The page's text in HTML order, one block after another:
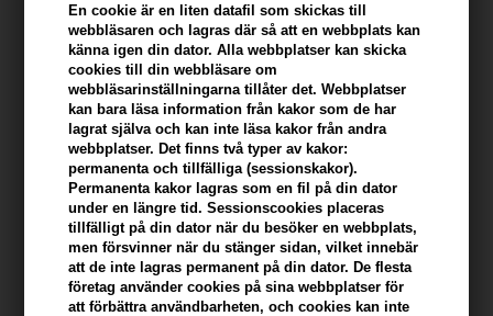
En cookie är en liten datafil som skickas till
webbläsaren och lagras där så att en webbplats kan
känna igen din dator. Alla webbplatser kan skicka
cookies till din webbläsare om
webbläsarinställningarna tillåter det. Webbplatser
kan bara läsa information från kakor som de har
lagrat själva och kan inte läsa kakor från andra
webbplatser. Det finns två typer av kakor:
permanenta och tillfälliga (sessionskakor).
Permanenta kakor lagras som en fil på din dator
under en längre tid. Sessionscookies placeras
tillfälligt på din dator när du besöker en webbplats,
men försvinner när du stänger sidan, vilket innebär
att de inte lagras permanent på din dator. De flesta
företag använder cookies på sina webbplatser för
att förbättra användbarheten, och cookies kan inte
Evolve Nightly Renew Facial Cream 30ml
Varumärken»Evolve Organic Beauty Brand:Evolve Organic Beauty
Tidigare lägsta pris: 214,00
193,00SEK
Erbjudandet gäller: 30.07.26 - 13.08.26